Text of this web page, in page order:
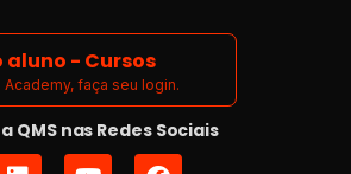
aluno - Cursos
Academy, faça seu login.
QMS nas Redes Sociais
L
Y
F